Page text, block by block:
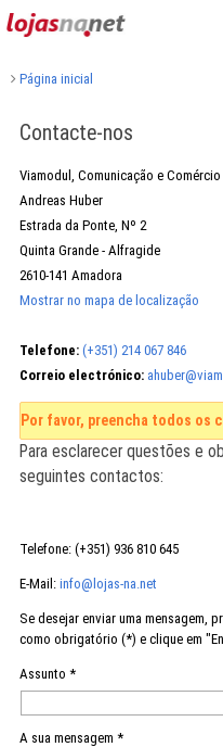
Página inicial
Contacte-nos
Viamodul, Comunicação e
Andreas Huber
Estrada da Ponte, Nº 2
Quinta Grande - Alfragide
2610-141 Amadora
Mostrar no mapa de localização
Telefone: (+351) 214 067 846
Correio electrónico:
Por favor, preencha todos os
Para esclarecer questões e
seguintes contactos:
Telefone: (+351) 936 810 645
E-Mail: info@lojas-na.net
Se desejar enviar uma mensagem,
como obrigatório (*) e clique em
Assunto *
A sua mensagem *